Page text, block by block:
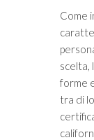
Come
scelta,
forme
tra di